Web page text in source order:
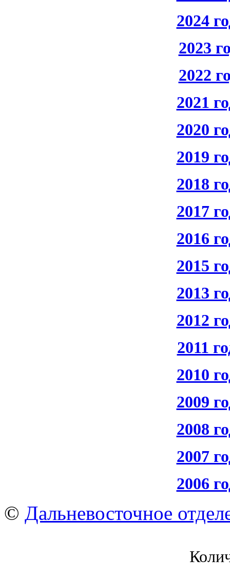
2024
2023
2022
2021
2020
2019
2018
2017
2016
2015
2013
2012
2011
2010
2009
2008
2007
2006
© Дальневосточное